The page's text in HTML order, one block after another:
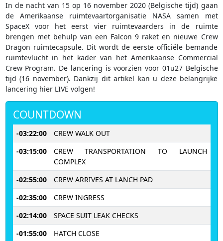
In de nacht van 15 op 16 november 2020 (Belgische tijd) gaan
de Amerikaanse ruimtevaartorganisatie NASA samen met
SpaceX voor het eerst vier ruimtevaarders in de ruimte
brengen met behulp van een Falcon 9 raket en nieuwe Crew
Dragon ruimtecapsule. Dit wordt de eerste officiële bemande
ruimtevlucht in het kader van het Amerikaanse Commercial
Crew Program. De lancering is voorzien voor 01u27 Belgische
tijd (16 november). Dankzij dit artikel kan u deze belangrijke
lancering hier LIVE volgen!
COUNTDOWN
-03:22:00
CREW WALK OUT
-03:15:00
CREW TRANSPORTATION TO LAUNCH
COMPLEX
-02:55:00
CREW ARRIVES AT LANCH PAD
-02:35:00
CREW INGRESS
-02:14:00
SPACE SUIT LEAK CHECKS
-01:55:00
HATCH CLOSE